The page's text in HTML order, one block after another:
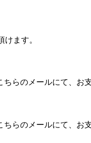
ます。
らのメールにて、お
らのメールにて、お